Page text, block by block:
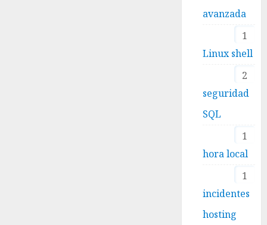
avanzada
1
Linux shell
2
seguridad
SQL
1
hora local
1
incidentes
hosting